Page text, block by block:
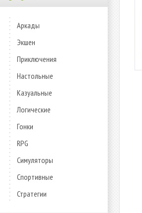
Аркады
Экшен
Приключения
Настольные
Казуальные
Логические
Гонки
RPG
Симуляторы
Спортивные
Стратегии